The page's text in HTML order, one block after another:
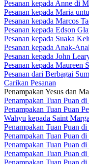
Pesanan kepada Anne di
Pesanan kepada Maria
Pesanan kepada Marcos
Pesanan kepada Edson
Pesanan kepada Suaka
Pesanan kepada Anak-
Pesanan kepada John
Pesanan kepada
Pesanan dari Berbagai
Carikan Pesanan
Penampakan Yesus dan
Penampakan Tuan Puan
Penampakan Tuan Puan
Wahyu kepada Saint
Penampakan Tuan Puan
Penampakan Tuan Puan
Penampakan Tuan Puan
Penampakan Tuan Puan
Penampakan Tuan Puan